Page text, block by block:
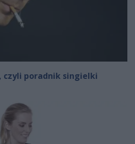
czyli poradnik singielki